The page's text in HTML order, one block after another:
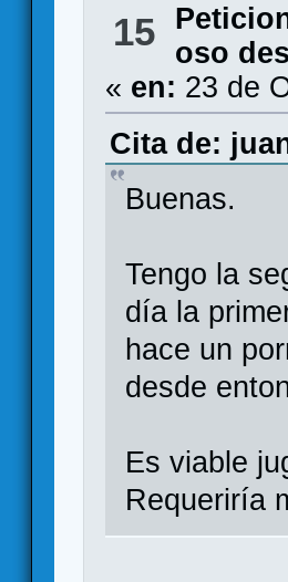
15
oso
« en: 23 de
Cita de:
Buenas.
Tengo la
día la
hace un
desde
Es viable
Requeriría